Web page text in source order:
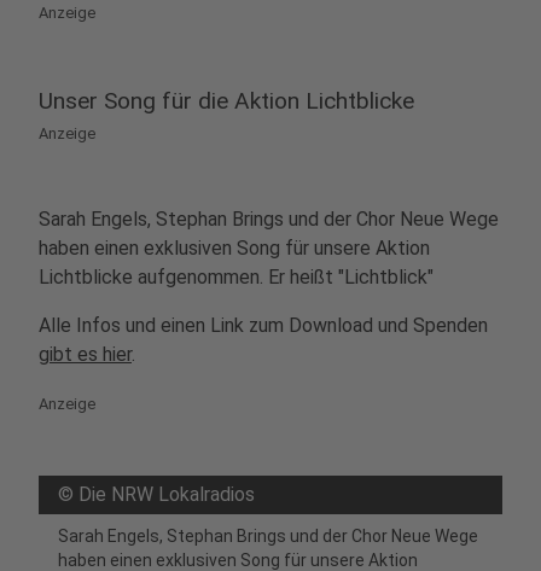
Anzeige
Unser Song für die Aktion Lichtblicke
Anzeige
Sarah Engels, Stephan Brings und der Chor Neue Wege
haben einen exklusiven Song für unsere Aktion
Lichtblicke aufgenommen. Er heißt "Lichtblick"
Alle Infos und einen Link zum Download und Spenden
gibt es hier.
Anzeige
© Die NRW Lokalradios
Sarah Engels, Stephan Brings und der Chor Neue Wege
haben einen exklusiven Song für unsere Aktion